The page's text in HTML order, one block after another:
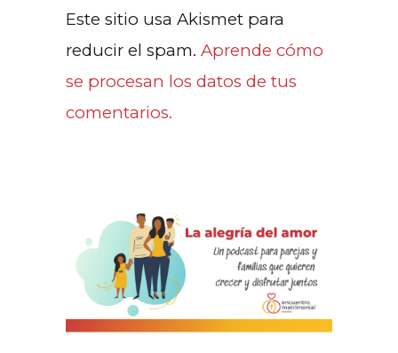
Este sitio usa Akismet para
reducir el spam. Aprende cómo
se procesan los datos de tus
comentarios.